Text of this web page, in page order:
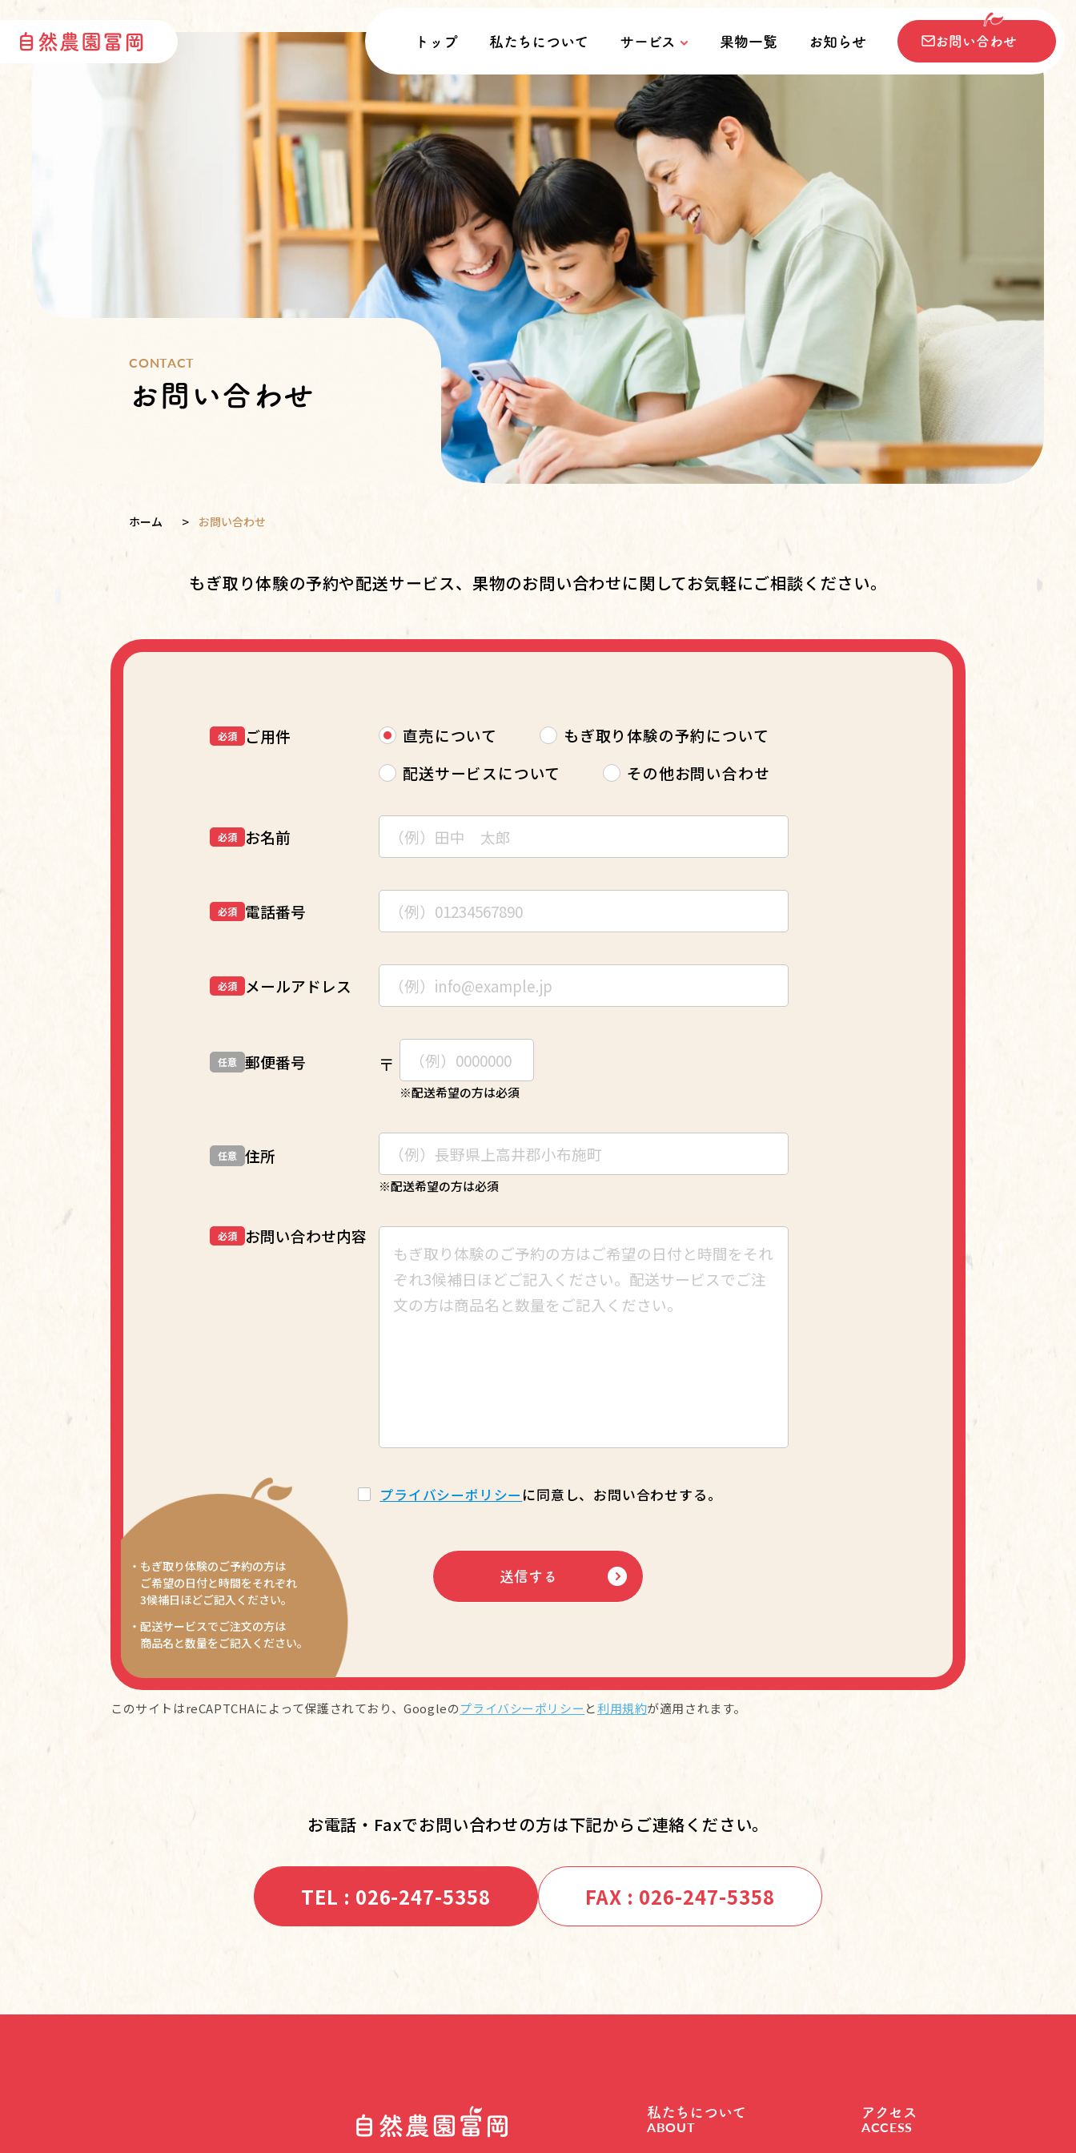
自然農園冨岡 トップ 私たちについて サービス 果物一覧 お知らせ お問い合わせ
CONTACT
お問い合わせ
ホーム > お問い合わせ
もぎ取り体験の予約や配送サービス、 果物のお問い合わせに関してお気軽にご相談ください。
必須 ご用件 直売について
もぎ取り体験の予約について
配送サービスについて
その他お問い合わせ
必須 お名前
必須 電話番号
必須 メールアドレス
任意 郵便番号
※配送希望の方は必須
任意 住所
※配送希望の方は必須
必須 お問い合わせ内容
プライバシーポリシー に同意し、 お問い合わせする。
・もぎ取り体験のご予約の方は
ご希望の日付と時間をそれぞれ
3候補日ほどご記入ください。
・配送サービスでご注文の方は
商品名と数量をご記入ください。
このサイトはreCAPTCHAによって保護されており、Googleのプライバシーポリシー と利用規約が適用されます。
お電話・Faxでお問い合わせの方は下記からご連絡ください。
TEL : 026-247-5358 FAX : 026-247-5358
私たちについて
ABOUT
アクセス
ACCESS